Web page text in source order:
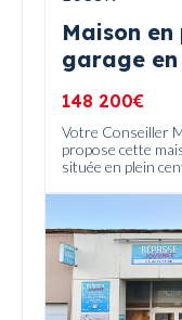
Maison en
garage
148 200€
Votre Conseiller
propose cette
située en plein